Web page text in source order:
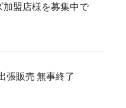
加盟店様を募集中で
張販売 無事終了